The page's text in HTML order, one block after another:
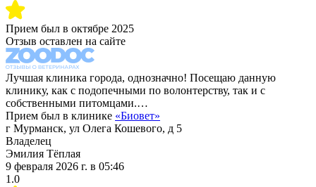
Прием был в октябре 2025
Отзыв оставлен на сайте
Лучшая клиника города, однозначно! Посещаю данную
клинику, как с подопечными по волонтерству, так и с
собственными питомцами.…
Прием был в клинике «Биовет»
г Мурманск, ул Олега Кошевого, д 5
Владелец
Эмилия Тёплая
9 февраля 2026 г. в 05:46
1.0